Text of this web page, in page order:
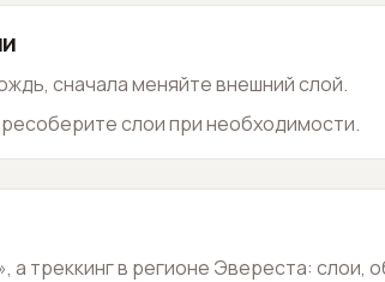
сначала меняйте внешний слой.
слои при необходимости.
а треккинг в регионе Эвереста: слои,